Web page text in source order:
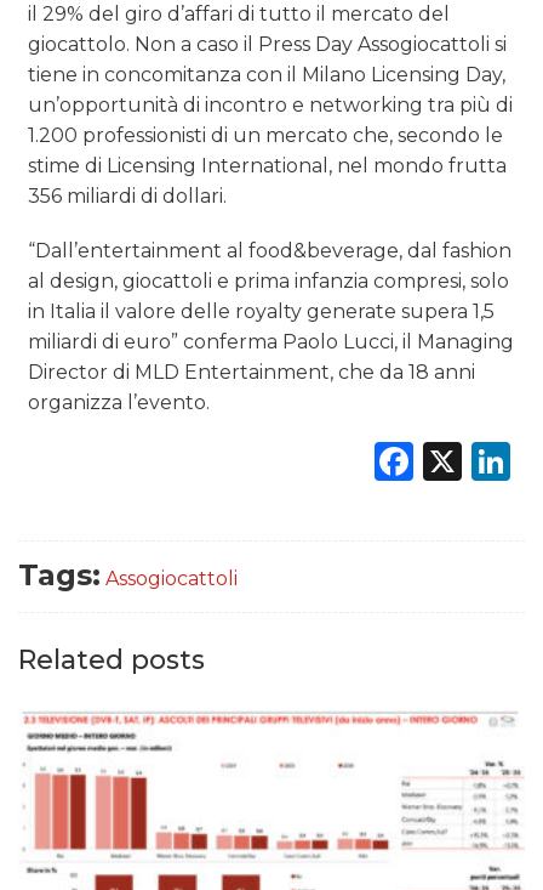
il 29% del giro d’affari di tutto il mercato del
giocattolo. Non a caso il Press Day Assogiocattoli si
tiene in concomitanza con il Milano Licensing Day,
un’opportunità di incontro e networking tra più di
1.200 professionisti di un mercato che, secondo le
stime di Licensing International, nel mondo frutta
356 miliardi di dollari.
“Dall’entertainment al food&beverage, dal fashion
al design, giocattoli e prima infanzia compresi, solo
in Italia il valore delle royalty generate supera 1,5
miliardi di euro” conferma Paolo Lucci, il Managing
Director di MLD Entertainment, che da 18 anni
organizza l’evento.
X
Tags: Assogiocattoli
Related posts